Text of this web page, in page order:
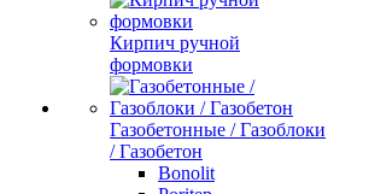
Кирпич ручной
формовки
Газобетонные / Газоблоки
/ Газобетон
Bonolit